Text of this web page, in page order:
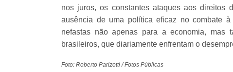
nos juros, os constantes ataques aos direitos
ausência de uma política eficaz no combate
nefastas não apenas para a economia,
brasileiros, que diariamente enfrentam o
Foto: Roberto Parizotti / Fotos Públicas